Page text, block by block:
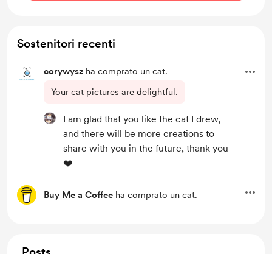
Sostenitori recenti
corywysz ha comprato un cat.
Your cat pictures are delightful.
I am glad that you like the cat I drew,
and there will be more creations to
share with you in the future, thank you
❤️
Buy Me a Coffee ha comprato un cat.